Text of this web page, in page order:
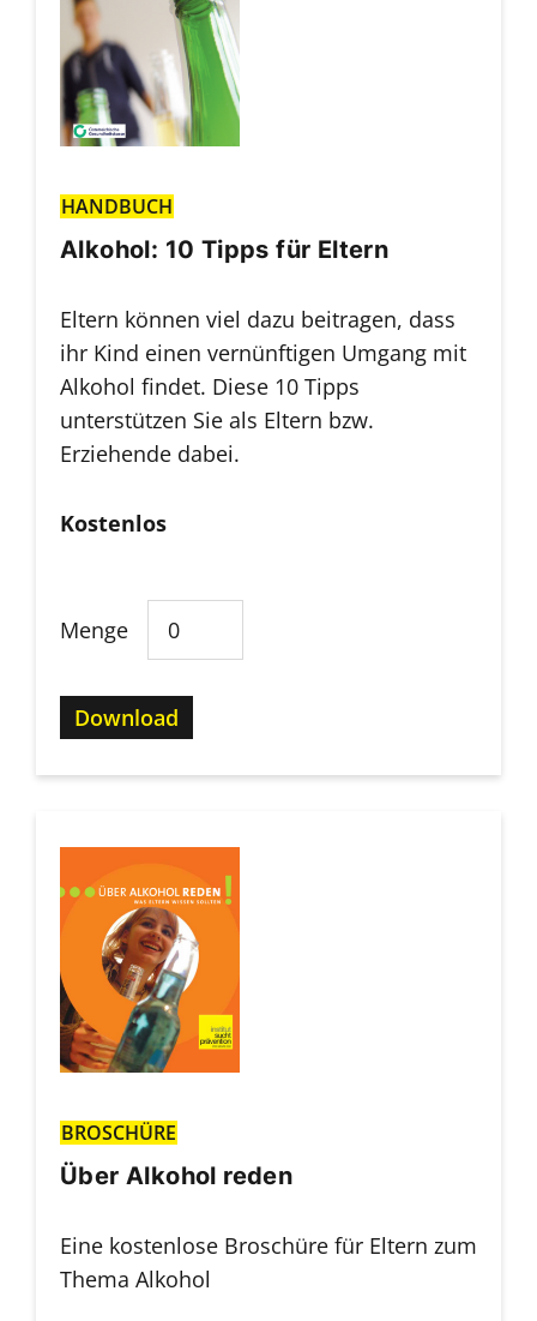
HANDBUCH
Alkohol: 10 Tipps für Eltern
Eltern können viel dazu beitragen, dass
ihr Kind einen vernünftigen Umgang mit
Alkohol findet. Diese 10 Tipps
unterstützen Sie als Eltern bzw.
Erziehende dabei.
Kostenlos
Menge
Download
BROSCHÜRE
Über Alkohol reden
Eine kostenlose Broschüre für Eltern zum
Thema Alkohol